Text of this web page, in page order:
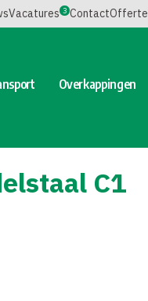
Vacatures 3 ContactOfferte
Overkappingen
C1